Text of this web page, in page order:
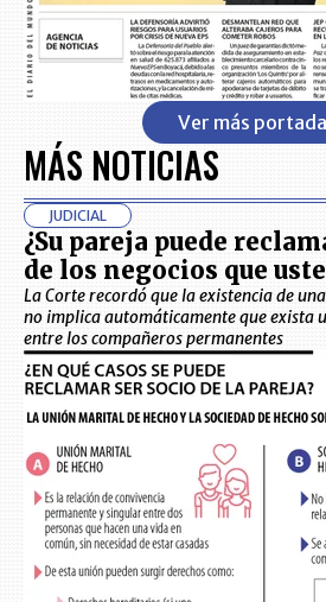
Ver más
MÁS NOTICIAS
JUDICIAL
¿Su pareja puede
de los negocios que
La Corte recordó que la existencia de
no implica automáticamente que exista
entre los compañeros permanentes